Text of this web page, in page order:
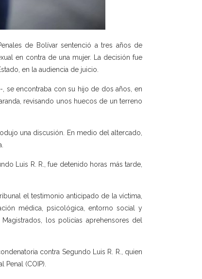
de Bolívar sentenció a tres años de
en contra de una mujer. La decisión fue
en la audiencia de juicio.
se encontraba con su hijo de dos años, en
revisando unos huecos de un terreno
una discusión. En medio del altercado,
Luis R. R., fue detenido horas más tarde,
el testimonio anticipado de la víctima,
médica, psicológica, entorno social y
los policías aprehensores del
contra Segundo Luis R. R., quien
(COIP).